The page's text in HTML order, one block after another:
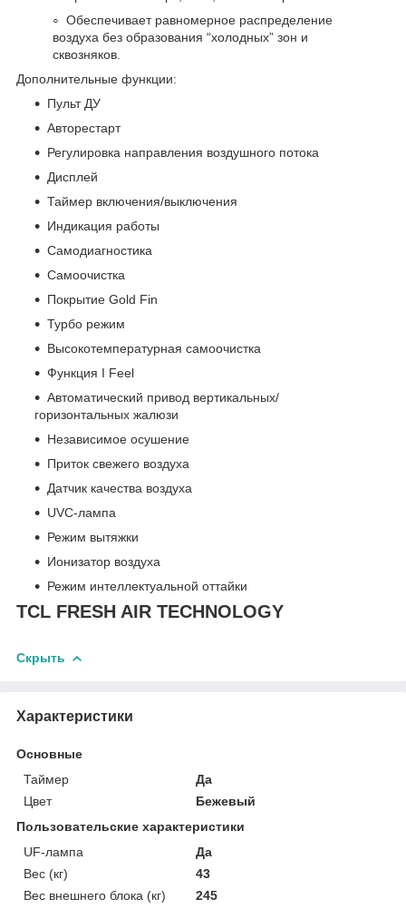
Обеспечивает равномерное распределение
воздуха без образования “холодных” зон и
сквозняков.
Дополнительные функции:
Пульт ДУ
Авторестарт
Регулировка направления воздушного потока
Дисплей
Таймер включения/выключения
Индикация работы
Самодиагностика
Самоочистка
Покрытие Gold Fin
Турбо режим
Высокотемпературная самоочистка
Функция I Feel
Автоматический привод вертикальных/
горизонтальных жалюзи
Независимое осушение
Приток свежего воздуха
Датчик качества воздуха
UVC-лампа
Режим вытяжки
Ионизатор воздуха
Режим интеллектуальной оттайки
TCL FRESH AIR TECHNOLOGY
Скрыть
Характеристики
Основные
Таймер
Да
Цвет
Бежевый
Пользовательские характеристики
UF-лампа
Да
Вес (кг)
43
Вес внешнего блока (кг)
245